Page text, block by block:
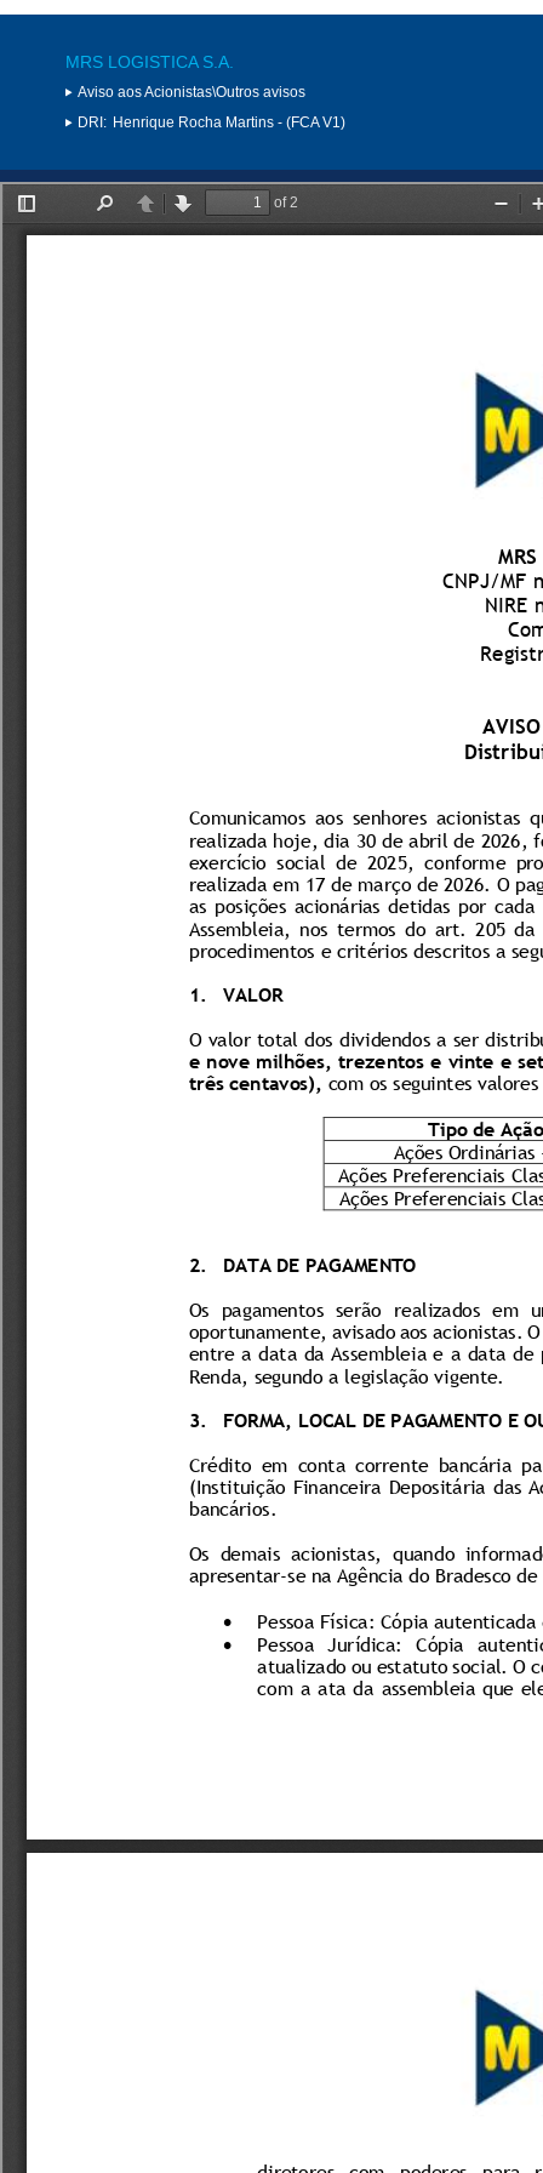
MRS LOGISTICA S.A.
Aviso aos Acionistas\Outros avisos
DRI: Henrique Rocha Martins - (FCA V1)